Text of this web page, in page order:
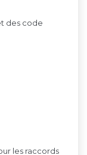
des code
les raccords